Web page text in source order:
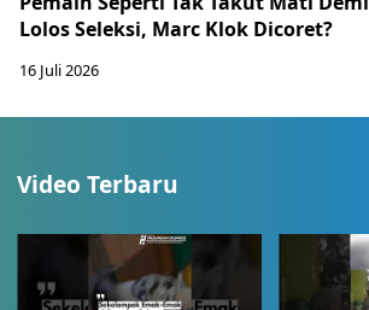
Lolos Seleksi, Marc Klok Dicoret?
16 Juli 2026
Video Terbaru